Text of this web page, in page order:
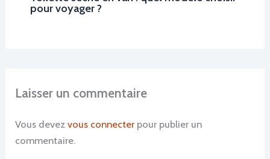
pour voyager ?
Laisser un commentaire
Vous devezvous connecter pour publier un
commentaire.